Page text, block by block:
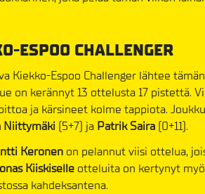
ESPOO CHALLENGER
Kiekko-Espoo Challenger lähtee
on kerännyt 13 ottelusta 17 pistettä.
ja kärsineet kolme tappiota.
Niittymäki (5+7) ja Patrik Saira (0+11).
Keronen on pelannut viisi ottelua,
Kiiskiselle otteluita on kertynyt
kahdeksantena.